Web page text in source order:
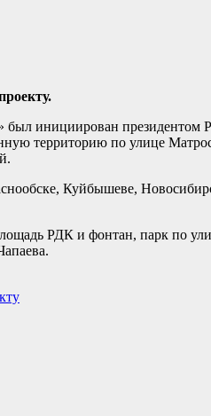
был инициирован президентом
территорию по улице
Куйбышеве,
РДК и фонтан, парк по